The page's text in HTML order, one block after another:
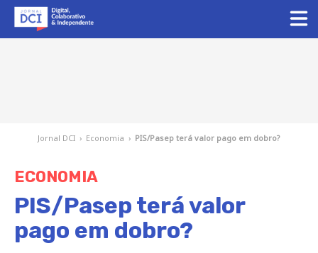
Jornal DCI › Economia › PIS/Pasep terá valor pago em dobro?
ECONOMIA
PIS/Pasep terá valor
pago em dobro?